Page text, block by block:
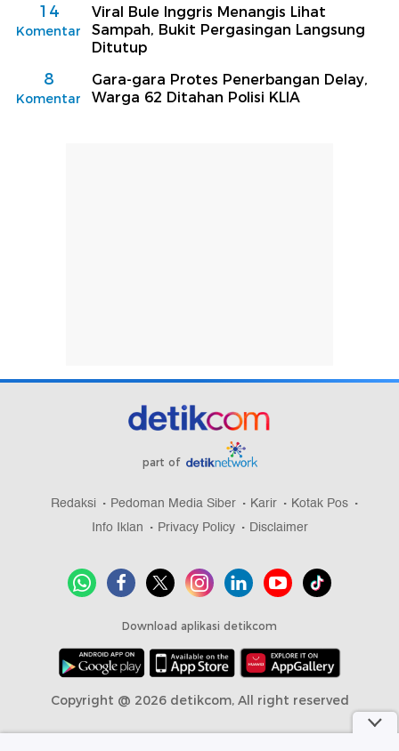
14
Komentar
Viral Bule Inggris Menangis Lihat
Sampah, Bukit Pergasingan Langsung
Ditutup
8
Komentar
Gara-gara Protes Penerbangan Delay,
Warga 62 Ditahan Polisi KLIA
part of
Redaksi Pedoman Media Siber Karir
Kotak Pos
Info Iklan
Privacy Policy Disclaimer
Download aplikasi detikcom
Copyright @ 2026 detikcom, All right reserved